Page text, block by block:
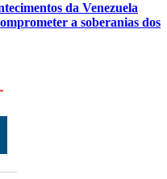
da Venezuela
a soberanias dos